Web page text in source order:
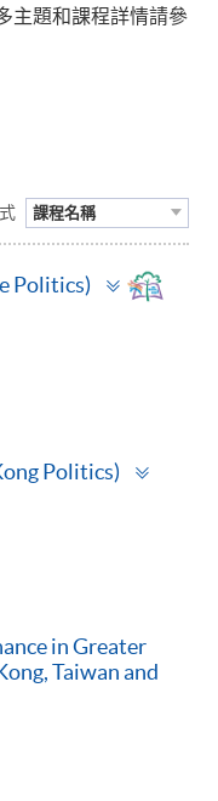
主題和課程詳情請參
課程名稱
Politics)
Toggle
panel
Politics)
in Greater
Taiwan and